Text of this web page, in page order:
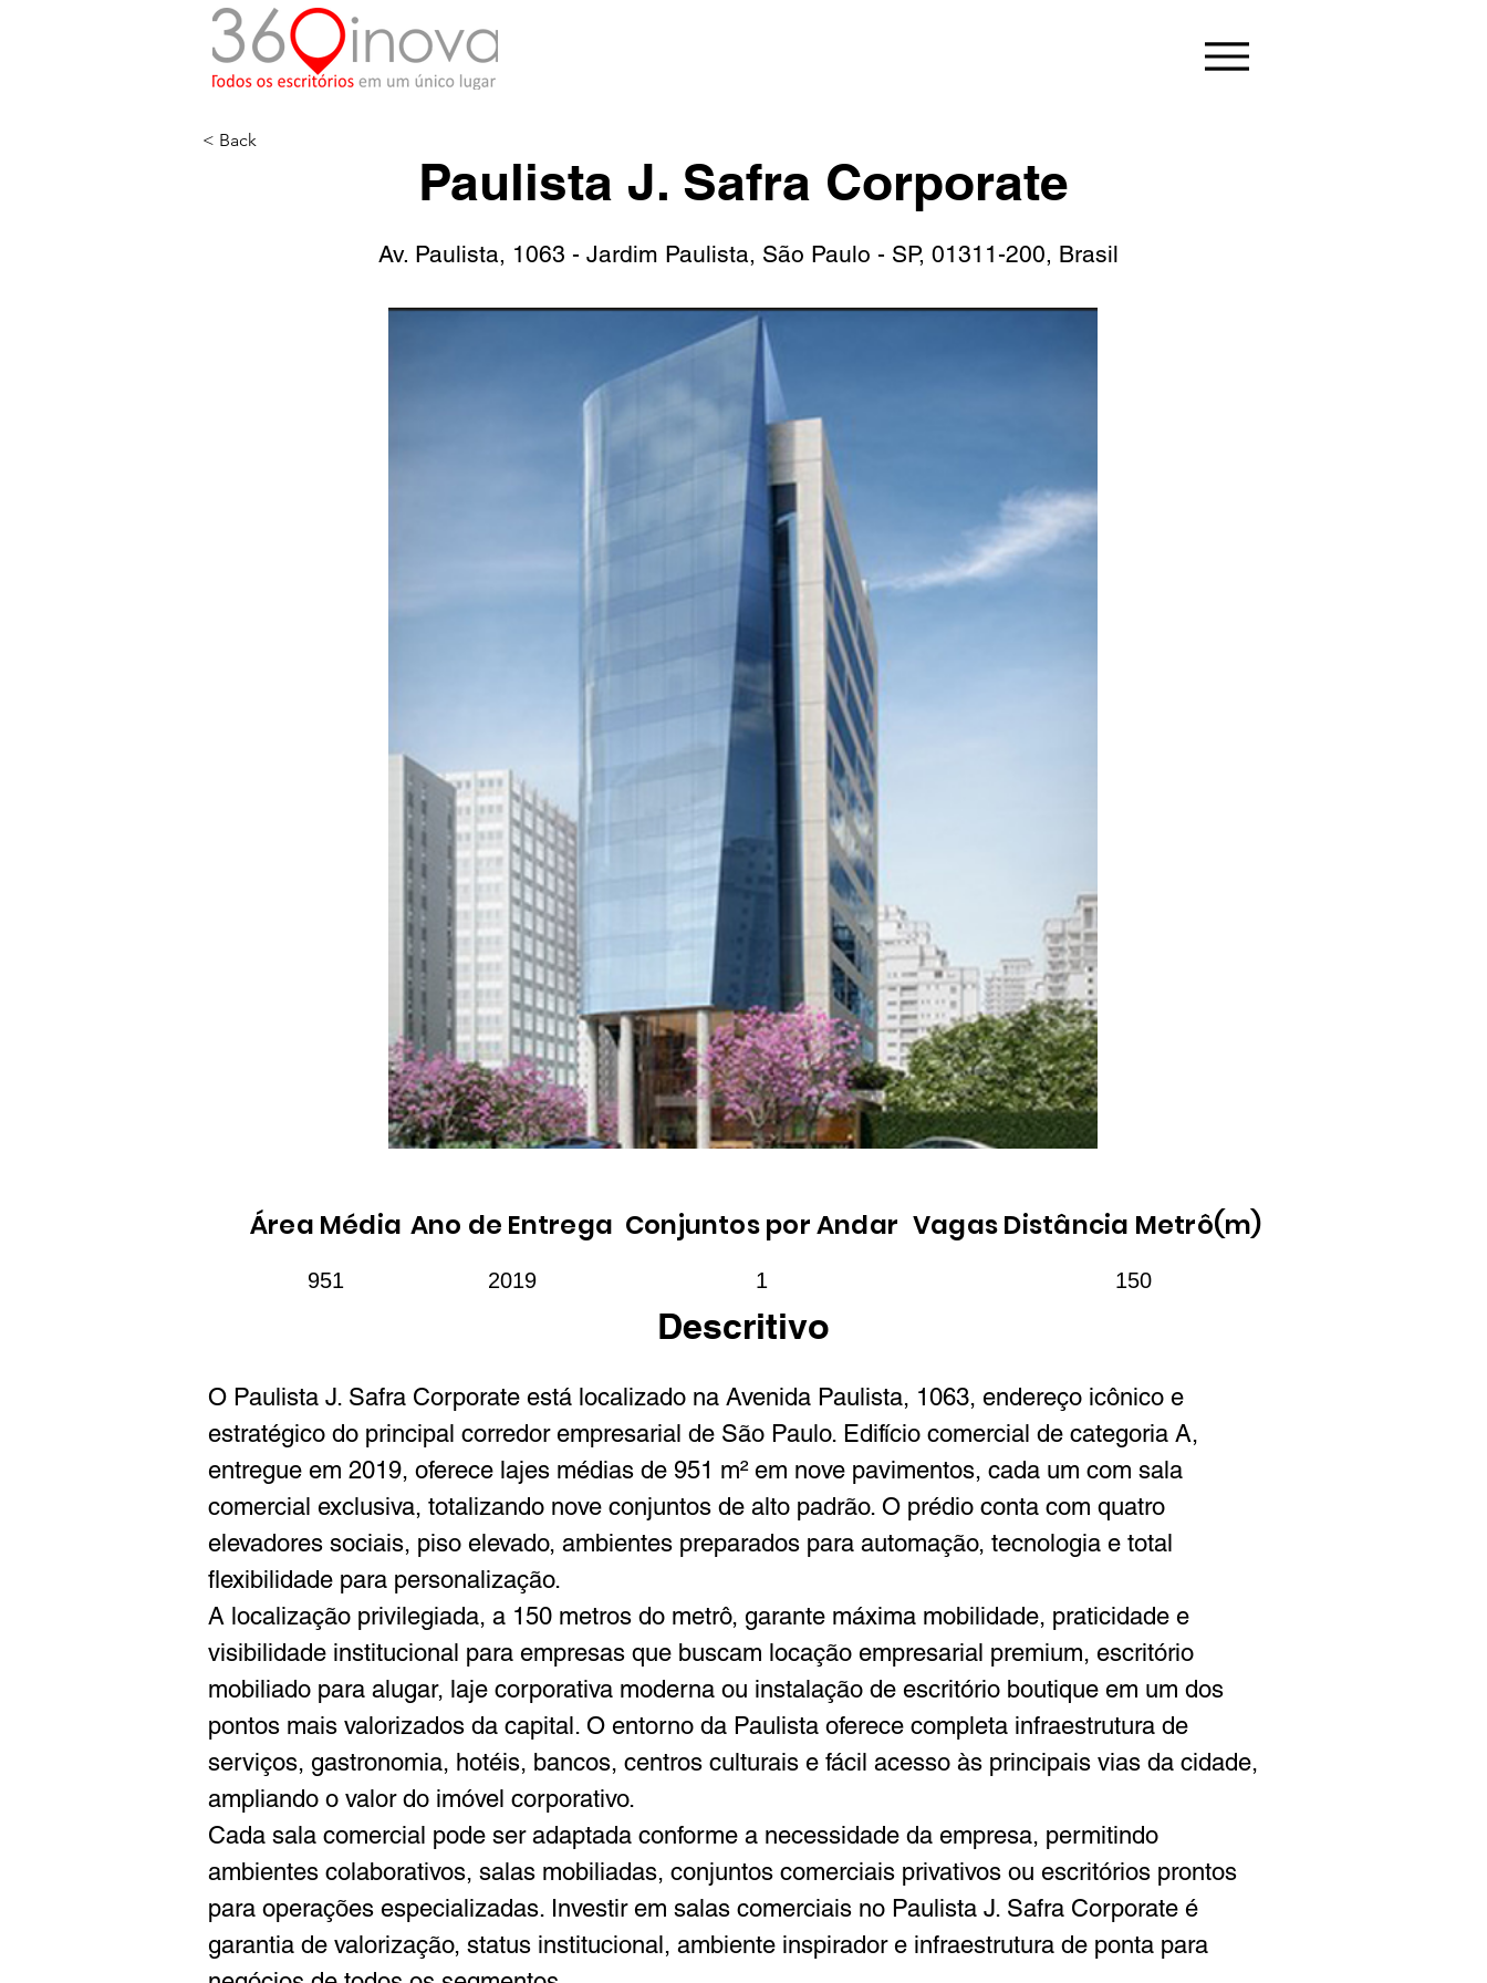
< Back
Paulista J. Safra Corporate
Av. Paulista, 1063 - Jardim Paulista, São Paulo - SP, 01311-200, Brasil
Área Média Ano de Entrega Conjuntos por Andar VagasDistância Metrô(m)
951 2019 1 150
Descritivo
O Paulista J. Safra Corporate está localizado na Avenida Paulista, 1063, endereço icônico e
estratégico do principal corredor empresarial de São Paulo. Edifício comercial de categoria A,
entregue em 2019, oferece lajes médias de 951 m² em nove pavimentos, cada um com sala
comercial exclusiva, totalizando nove conjuntos de alto padrão. O prédio conta com quatro
elevadores sociais, piso elevado, ambientes preparados para automação, tecnologia e total
flexibilidade para personalização.
A localização privilegiada, a 150 metros do metrô, garante máxima mobilidade, praticidade e
visibilidade institucional para empresas que buscam locação empresarial premium, escritório
mobiliado para alugar, laje corporativa moderna ou instalação de escritório boutique em um dos
pontos mais valorizados da capital. O entorno da Paulista oferece completa infraestrutura de
serviços, gastronomia, hotéis, bancos, centros culturais e fácil acesso às principais vias da cidade,
ampliando o valor do imóvel corporativo.
Cada sala comercial pode ser adaptada conforme a necessidade da empresa, permitindo
ambientes colaborativos, salas mobiliadas, conjuntos comerciais privativos ou escritórios prontos
para operações especializadas. Investir em salas comerciais no Paulista J. Safra Corporate é
garantia de valorização, status institucional, ambiente inspirador e infraestrutura de ponta para